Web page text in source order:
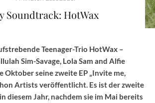
Soundtrack: HotWax
Teenager-Trio HotWax –
Sim-Savage, Lola Sam and Alfie
Oktober seine zweite EP „Invite me,
Artists veröffentlicht. Es ist der zweite
diesem Jahr, nachdem sie im Mai bereits